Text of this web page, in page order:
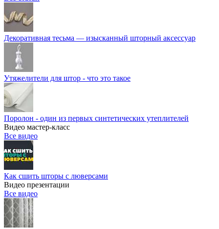
Декоративная тесьма — изысканный шторный аксессуар
Утяжелители для штор - что это такое
Поролон - один из первых синтетических утеплителей
Видео мастер-класс
Все видео
Как сшить шторы с люверсами
Видео презентации
Все видео